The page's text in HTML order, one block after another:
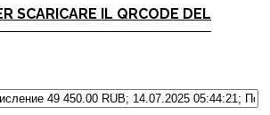
SCARICARE IL QRCODE DEL